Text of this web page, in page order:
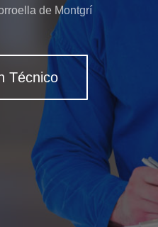
de Montgrí
Técnico